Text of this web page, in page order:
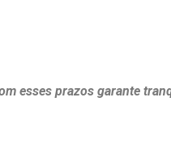
esses prazos garante